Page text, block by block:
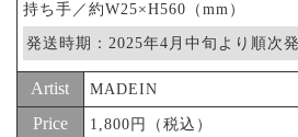
持ち手／約W25×H560（mm）
発送時期：2025年4月中旬より順次
Artist MADEIN
Price 1,800円（税込）